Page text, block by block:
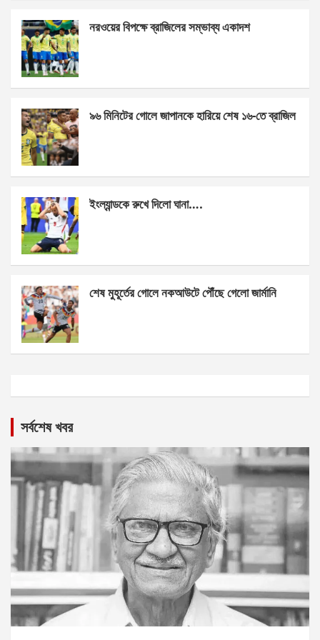
b
o
o
k
n
g
er
s
p
e
নরওয়ের বিপক্ষে ব্রাজিলের সম্ভাব্য একাদশ
৯৬ মিনিটের গোলে জাপানকে হারিয়ে শেষ ১৬-তে ব্রাজিল
ইংল্যান্ডকে রুখে দিলো ঘানা….
শেষ মুহূর্তের গোলে নকআউটে পৌঁছে গেলো জার্মানি
সর্বশেষ খবর